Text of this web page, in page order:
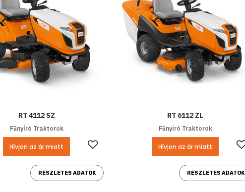
RT 4112 SZ
Fűnyíró Traktorok
Hívjon az ár miatt Kedvencekhez ad
RÉSZLETES ADATOK
RT 6112 ZL
Fűnyíró Traktorok
Hívjon az ár miatt
RÉSZLETES ADATOK